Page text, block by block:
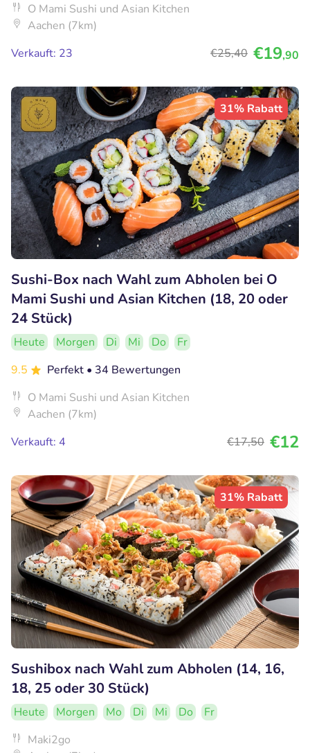
O Mami Sushi und Asian Kitchen
Aachen (7km)
Verkauft: 23
€25,40 €19,90
31% Rabatt
Sushi-Box nach Wahl zum Abholen bei O
Mami Sushi und Asian Kitchen (18, 20 oder
24 Stück)
Heute Morgen Di Mi Do
Fr
9.5
Perfekt • 34 Bewertungen
O Mami Sushi und Asian Kitchen
Aachen (7km)
Verkauft: 4
€17,50 €12
31% Rabatt
Sushibox nach Wahl zum Abholen (14, 16,
18, 25 oder 30 Stück)
Heute Morgen Mo Di Mi Do
Fr
Maki2go